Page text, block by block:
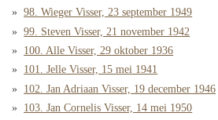
98. Wieger Visser, 23 september 1949
99. Steven Visser, 21 november 1942
100. Alle Visser, 29 oktober 1936
101. Jelle Visser, 15 mei 1941
102. Jan Adriaan Visser, 19 december 1946
103. Jan Cornelis Visser, 14 mei 1950